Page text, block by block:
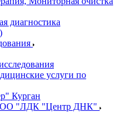
диагностика
услуги по
Курган
"ЛДК "Центр ДНК"